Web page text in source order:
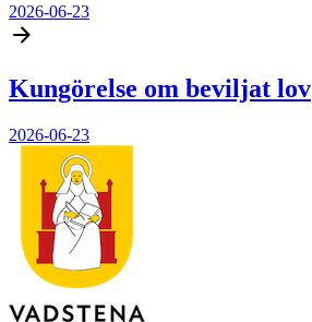
2026-06-23
Kungörelse om beviljat lov
2026-06-23